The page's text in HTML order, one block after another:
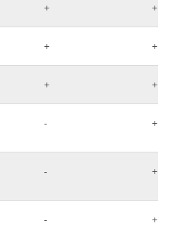
+ +
+ +
+ +
- +
- +
- +